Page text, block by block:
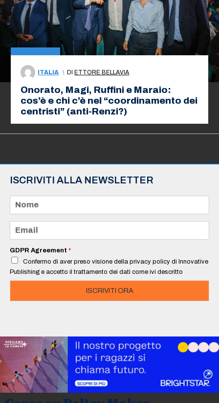
ITALIA \ DIETTORE BELLAVIA
Onorato, Magi, Ruffini e Maraio:
cos’è e chi c’è nel “coordinamento dei
centristi” (anti-Renzi?)
ISCRIVITI ALLA NEWSLETTER
m
e
a
i
*
GDPR Agreement *
Confermo di aver preso visione della privacy policy di Innovative
Publishing e accetto il trattamento dei dati come ivi descritto
ISCRIVITI ORA